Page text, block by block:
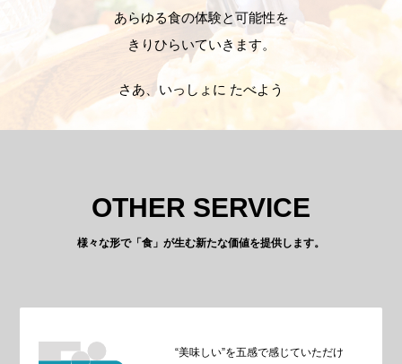
あらゆる食の体験と可能性を
きりひらいていきます。
さあ、いっしょに たべよう
OTHER SERVICE
様々な形で「食」が生む新たな価値を提供します。
“美味しい”を五感で感じていただけ